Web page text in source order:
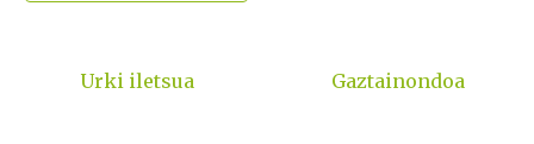
Urki iletsua Gaztainondoa